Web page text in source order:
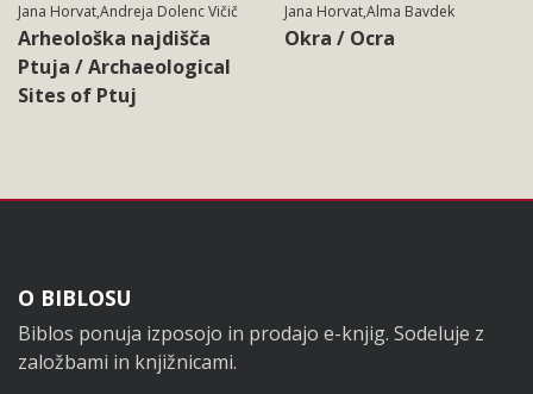
Jana Horvat,Andreja Dolenc Vičič
Arheološka najdišča
Ptuja / Archaeological
Sites of Ptuj
Jana Horvat,Alma Bavdek
Okra / Ocra
Noga
O BIBLOSU
Biblos ponuja izposojo in prodajo e-knjig. Sodeluje z
založbami in knjižnicami.